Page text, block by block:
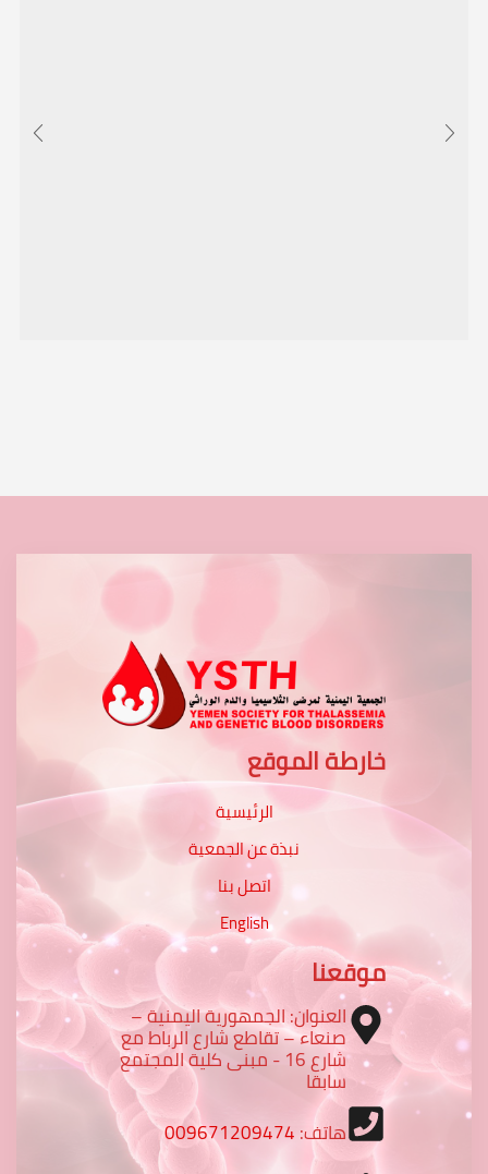
خارطة الموقع
الرئيسية
نبذة عن الجمعية
اتصل بنا
English
موقعنا
العنوان: الجمهورية اليمنية –
صنعاء – تقاطع شارع الرباط مع
شارع 16 - مبنى كلية المجتمع
سابقا
هاتف:009671209474